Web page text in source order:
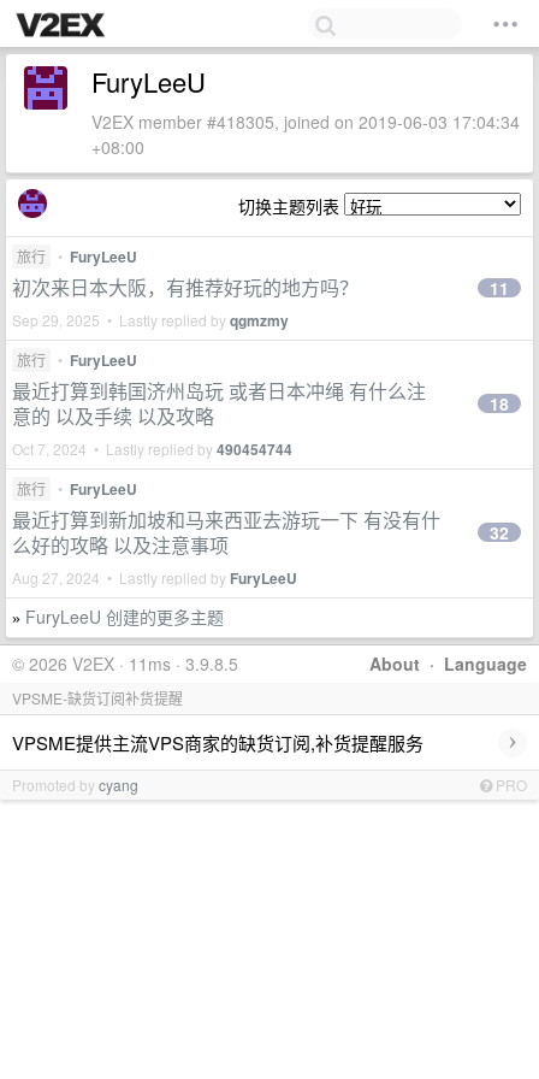
FuryLeeU
V2EX member #418305, joined on 2019-06-03 17:04:34
+08:00
切换主题列表
旅行 • FuryLeeU
初次来日本大阪，有推荐好玩的地方吗？
Sep 29, 2025 • Lastly replied byqgmzmy
11
旅行 • FuryLeeU
最近打算到韩国济州岛玩 或者日本冲绳 有什么注
意的 以及手续 以及攻略
Oct 7, 2024 • Lastly replied by490454744
18
旅行 • FuryLeeU
最近打算到新加坡和马来西亚去游玩一下 有没有什
么好的攻略 以及注意事项
Aug 27, 2024 • Lastly replied by FuryLeeU
32
» FuryLeeU 创建的更多主题
About · Language
© 2026 V2EX · 11ms · 3.9.8.5
VPSME-缺货订阅补货提醒
VPSME提供主流VPS商家的缺货订阅,补货提醒服务 ›
Promoted bycyang PRO